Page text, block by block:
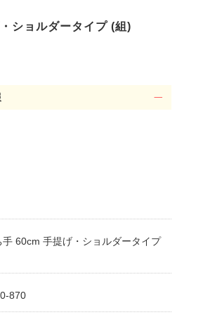
ショルダータイプ (組)
60cm 手提げ・ショルダータイプ
870